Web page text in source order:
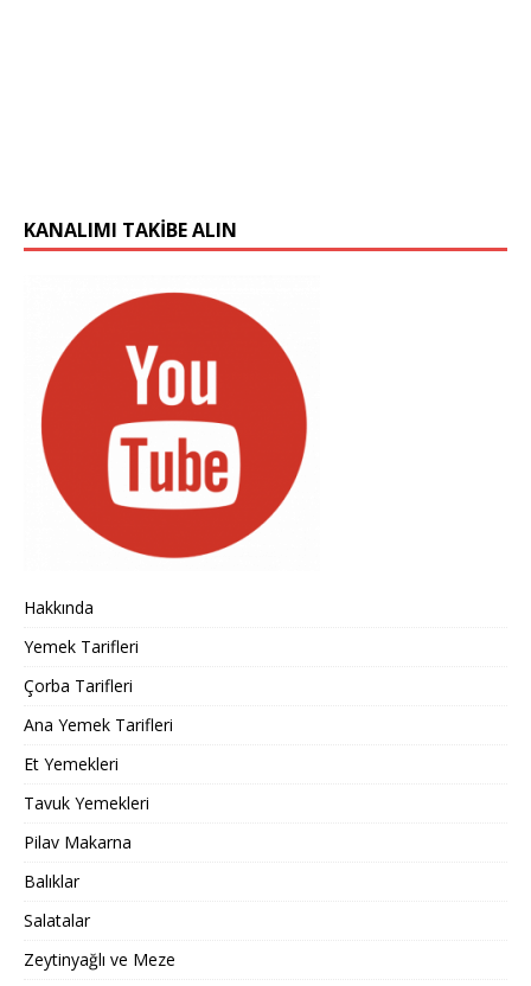
KANALIMI TAKIBE ALIN
Hakkında
Yemek Tarifleri
Çorba Tarifleri
Ana Yemek Tarifleri
Et Yemekleri
Tavuk Yemekleri
Pilav Makarna
Balıklar
Salatalar
Zeytinyağlı ve Meze